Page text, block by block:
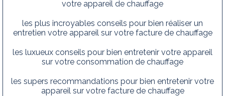
votre appareil de chauffage
les plus incroyables conseils pour bien réaliser un
entretien votre appareil sur votre facture de chauffage
les luxueux conseils pour bien entretenir votre appareil
sur votre consommation de chauffage
les supers recommandations pour bien entretenir votre
appareil sur votre facture de chauffage